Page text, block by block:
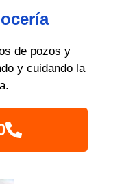
de pozos y
y cuidando la